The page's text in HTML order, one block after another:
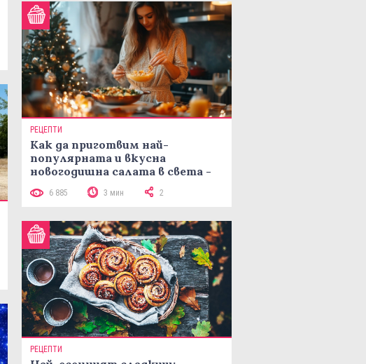
РЕЦЕПТИ
Как да приготвим най-
популярната и вкусна
новогодишна салата в света -
рецепта Мимоза
6 885 3 мин 2
РЕЦЕПТИ